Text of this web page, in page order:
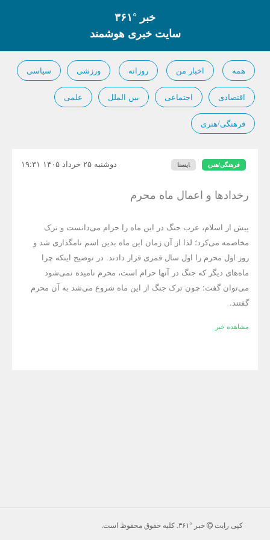
خبر °۳۶۱
سایت خبری هوشمند
همه اخبار من روزانه ورزشی سیاسی
اقتصادی اجتماعی بین الملل علمی
فرهنگی/هنری
دوشنبه ۲۵ خرداد ۱۴۰۵ ۱۹:۳۱ فرهنگی/هنری ایسنا
رخدادها و اعمال ماه محرم
پیش از اسلام، عرب جنگ در این ماه را حرام می‌دانست و ترک
مخاصمه می‌کرد؛ لذا از آن زمان این ماه بدین اسم نامگذاری شد و
روز اول محرم را اول سال قمری قرار دادند. در توضیح اینکه چرا
ماه‌های دیگر که جنگ در آنها حرام است، محرم نامیده نمی‌شود
می‌توان گفت: چون ترک جنگ از این ماه شروع می‌شد به آن محرم
گفتند.
مشاهده خبر
کپی رایت خبر °۳۶۱ . كليه حقوق محفوظ است.